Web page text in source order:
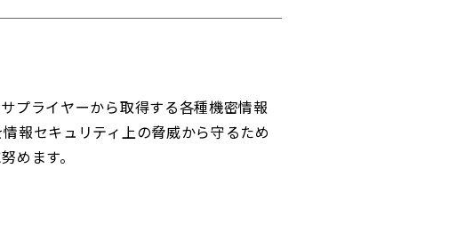
プライヤーから取得する各種機密情報
報セキュリティ上の脅威から守るため
めます。